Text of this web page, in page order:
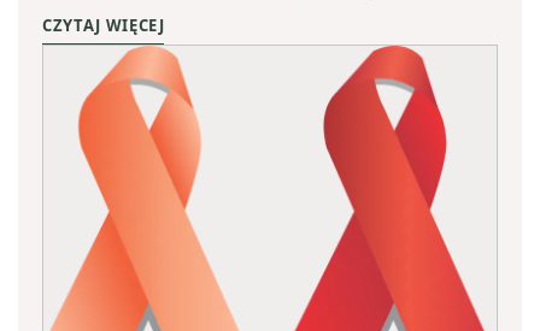
CZYTAJ WIĘCEJ